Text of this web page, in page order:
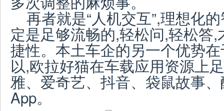
再者就是“人机交互”,理想化
定是足够流畅的,轻松问,轻松答
捷性。本土车企的另一个优势
以,欧拉好猫在车载应用资源上
雅、爱奇艺、抖音、袋鼠故事
App。